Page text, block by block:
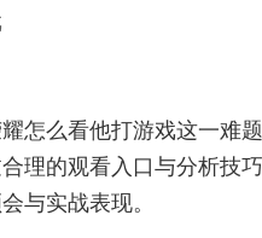
怎么看他打游戏这一难
理的观看入口与分析技
与实战表现。